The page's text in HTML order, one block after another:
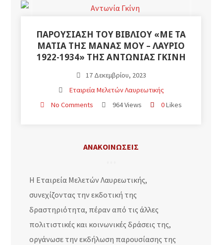
ΠΑΡΟΥΣΊΑΣΗ ΤΟΥ ΒΙΒΛΊΟΥ «ΜΕ ΤΑ
ΜΆΤΙΑ ΤΗΣ ΜΆΝΑΣ ΜΟΥ – ΛΑΎΡΙΟ
1922-1934» ΤΗΣ ΑΝΤΩΝΊΑΣ ΓΚΊΝΗ
17 Δεκεμβρίου, 2023
Εταιρεία Μελετών Λαυρεωτικής
No Comments
964 Views 0Likes
ΑΝΑΚΟΙΝΩΣΕΙΣ
Η Εταιρεία Μελετών Λαυρεωτικής,
συνεχίζοντας την εκδοτική της
δραστηριότητα, πέραν από τις άλλες
πολιτιστικές και κοινωνικές δράσεις της,
οργάνωσε την εκδήλωση παρουσίασης της